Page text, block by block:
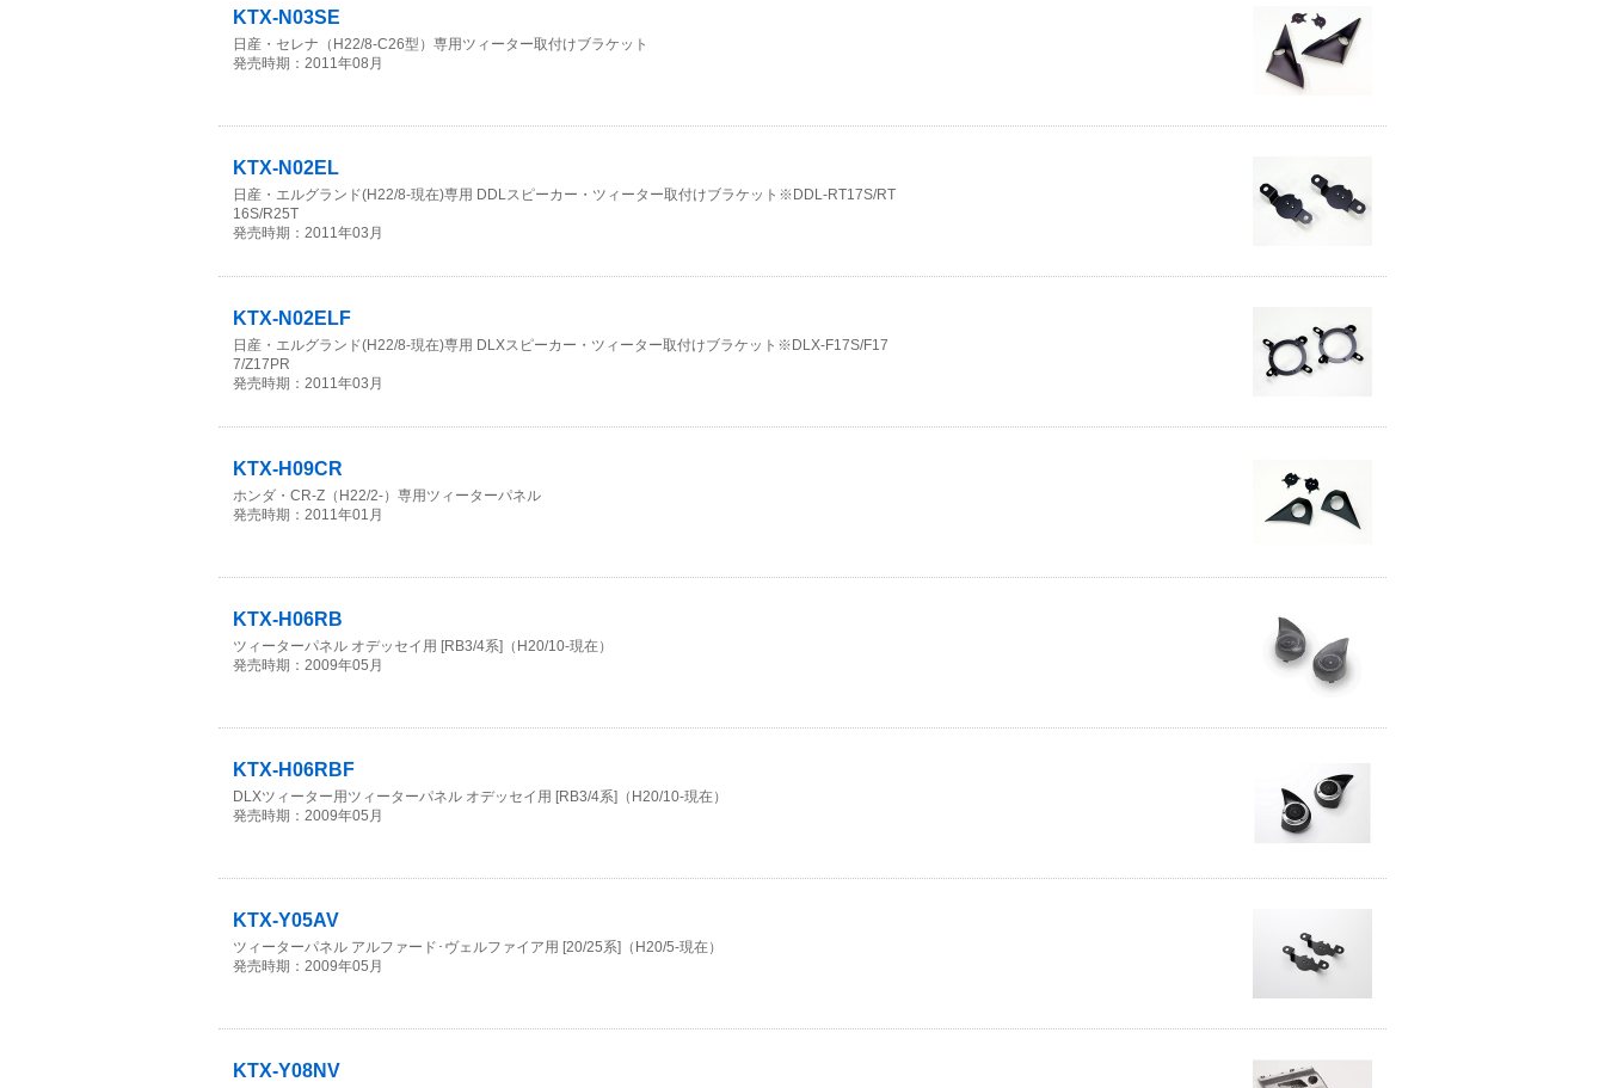
KTX-N03SE
日産・セレナ（H22/8-C26型）専用ツィーター取付けブラケット
発売時期：2011年08月
KTX-N02EL
日産・エルグランド(H22/8-現在)専用 DDLスピーカー・ツィーター取付けブラケット※DDL-RT17S/RT
16S/R25T
発売時期：2011年03月
KTX-N02ELF
日産・エルグランド(H22/8-現在)専用 DLXスピーカー・ツィーター取付けブラケット※DLX-F17S/F17
7/Z17PR
発売時期：2011年03月
KTX-H09CR
ホンダ・CR-Z（H22/2-）専用ツィーターパネル
発売時期：2011年01月
KTX-H06RB
ツィーターパネル オデッセイ用 [RB3/4系]（H20/10-現在）
発売時期：2009年05月
KTX-H06RBF
DLXツィーター用ツィーターパネル オデッセイ用 [RB3/4系]（H20/10-現在）
発売時期：2009年05月
KTX-Y05AV
ツィーターパネル アルファード･ヴェルファイア用 [20/25系]（H20/5-現在）
発売時期：2009年05月
KTX-Y08NV